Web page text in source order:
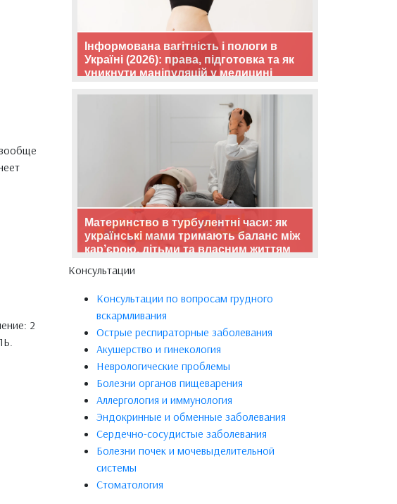
2
Інформована вагітність і пологи в
Україні (2026): права, підготовка та як
уникнути маніпуляцій у медицині
Материнство в турбулентні часи: як
українські мами тримають баланс між
кар’єрою, дітьми та власним життям
Консультации
Консультации по вопросам грудного
вскармливания
Острые респираторные заболевания
Акушерство и гинекология
Неврологические проблемы
Болезни органов пищеварения
Аллергология и иммунология
Эндокринные и обменные заболевания
Сердечно-сосудистые заболевания
Болезни почек и мочевыделительной
системы
Стоматология